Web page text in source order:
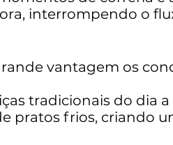
interrompendo o
vantagem os
tradicionais do dia a
pratos frios, criando